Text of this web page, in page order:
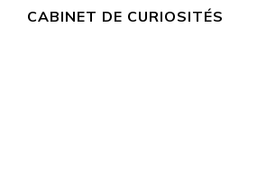
CABINET DE CURIOSITÉS